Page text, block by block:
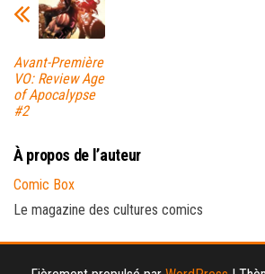
Avant-Première
VO: Review Age
of Apocalypse
#2
À propos de l’auteur
Comic Box
Le magazine des cultures comics